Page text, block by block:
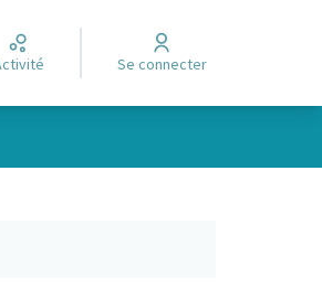
Activité Se connecter